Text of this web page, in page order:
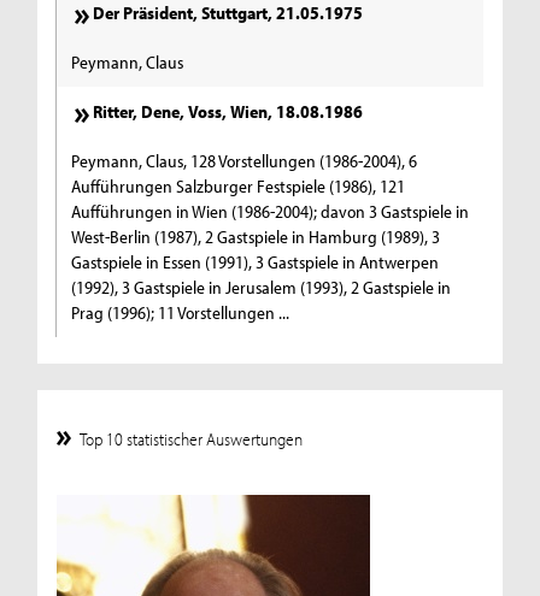
Der Präsident, Stuttgart, 21.05.1975
Peymann, Claus
Ritter, Dene, Voss, Wien, 18.08.1986
Peymann, Claus, 128 Vorstellungen (1986-2004), 6
Aufführungen Salzburger Festspiele (1986), 121
Aufführungen in Wien (1986-2004); davon 3 Gastspiele in
West-Berlin (1987), 2 Gastspiele in Hamburg (1989), 3
Gastspiele in Essen (1991), 3 Gastspiele in Antwerpen
(1992), 3 Gastspiele in Jerusalem (1993), 2 Gastspiele in
Prag (1996); 11 Vorstellungen ...
Top 10 statistischer Auswertungen